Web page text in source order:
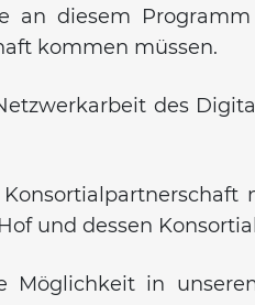
an diesem
kommen müssen.
des
und dessen
Möglichkeit in